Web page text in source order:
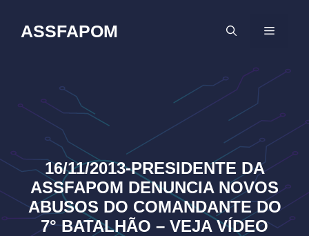
ASSFAPOM MENU
16/11/2013-PRESIDENTE DA
ASSFAPOM DENUNCIA NOVOS
ABUSOS DO COMANDANTE DO
7° BATALHÃO – VEJA VÍDEO